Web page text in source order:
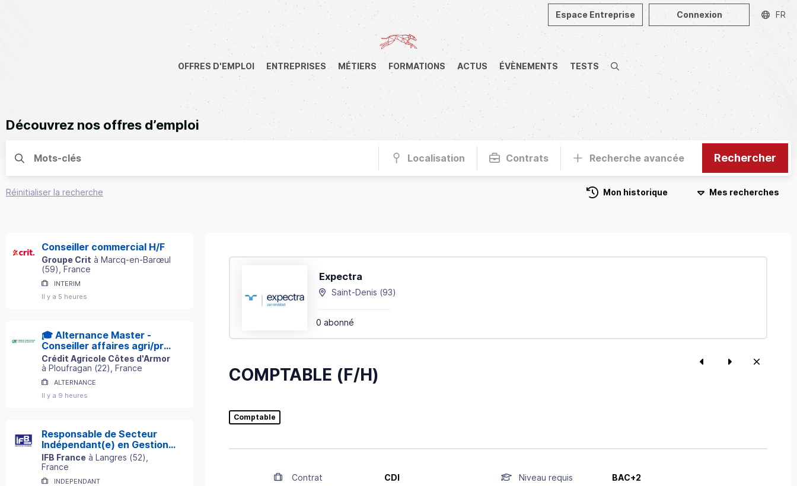
OFFRES D'EMPLOI ENTREPRISES MÉTIERS FORMATIONS ACTUS ÉVÈNEMENTS TESTS Recherche
Espace Entreprise Connexion FR
Découvrez nos offres d’emploi
Localisation Contrats Recherche avancée Rechercher
Réinitialiser la recherche Mon historique Mes recherches
Conseiller commercial H/F
Groupe Crit à Marcq-en-Barœul
(59) , France
INTERIM
Il y a 5 heures
🎓 Alternance Master -
Conseiller affaires agri/pro
H/F
Crédit Agricole Côtes d'Armor
à Ploufragan (22) , France
ALTERNANCE
Il y a 9 heures
Responsable de Secteur
Indépendant(e) en Gestion
de Patrimoine
IFB France à Langres (52)
France
INDEPENDANT
Expectra
Saint-Denis (93)
0 abonné
COMPTABLE (F/H)
Comptable
Contrat CDI Niveau requis
BAC+2